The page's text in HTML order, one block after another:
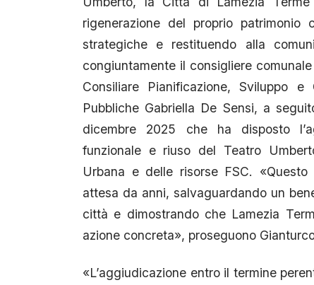
rigenerazione del proprio
strategiche e restituendo alla
congiuntamente il consigliere
Consiliare Pianificazione, Sviluppo
Pubbliche Gabriella De Sensi, a
dicembre 2025 che ha disposto
funzionale e riuso del Teatro
Urbana e delle risorse FSC.
attesa da anni, salvaguardando un
città e dimostrando che Lamezia
azione concreta», proseguono
«L’aggiudicazione entro il termine